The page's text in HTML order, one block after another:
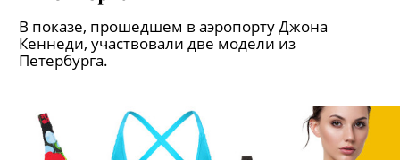
В показе, прошедшем в аэропорту Джона
Кеннеди, участвовали две модели из
Петербурга.